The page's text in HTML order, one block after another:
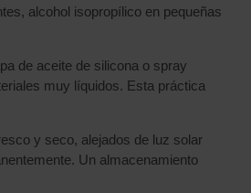
alcohol isopropílico en pequeñas
de aceite de silicona o spray
muy líquidos. Esta práctica
y seco, alejados de luz solar
Un almacenamiento